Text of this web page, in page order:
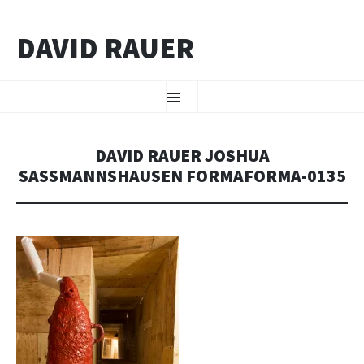
DAVID RAUER
DAVID RAUER JOSHUA
SASSMANNSHAUSEN FORMAFORMA-0135